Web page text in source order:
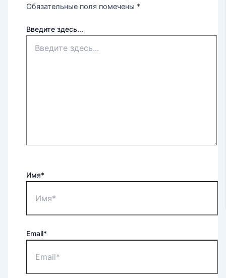
Обязательные поля помечены *
Введите здесь...
Имя*
Email*